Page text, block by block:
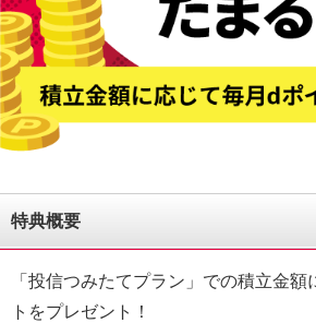
特典概要
「投信つみたてプラン」での積立金
トをプレゼント！